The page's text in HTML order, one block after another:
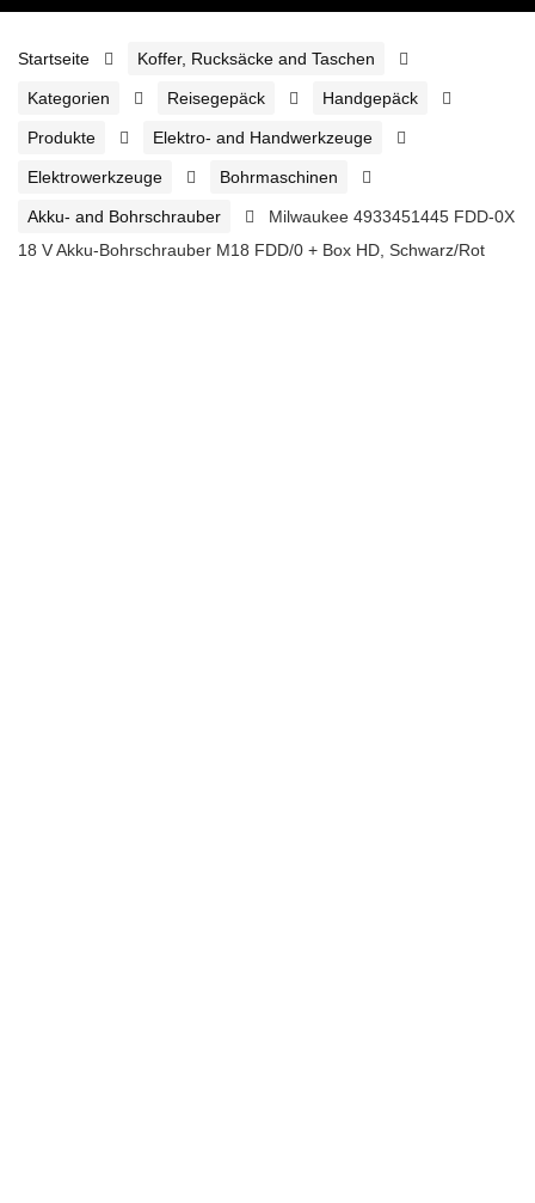
Startseite Koffer, Rucksäcke and Taschen
Kategorien Reisegepäck Handgepäck
Produkte Elektro- and Handwerkzeuge
Elektrowerkzeuge Bohrmaschinen
Akku- and Bohrschrauber
Milwaukee 4933451445 FDD-0X
18 V Akku-Bohrschrauber M18 FDD/0 + Box HD, Schwarz/Rot